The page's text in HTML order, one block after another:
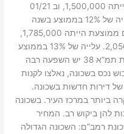
01/21 עלות דירת 3 חדרים ממוצעת הייתה 1,500,000, וב 01/21
המחיר הממוצע עלה ל1,675,000. עלייה של 12% בממוצע בשנה
האחרונה. ב 01/21 עלות דירת 4 חדרים ממוצעת הייתה 1,785,000,
וב 01/21 המחיר הממוצע עלה ל2,050,000. עלייה של 13% בממוצע
בשנה האחרונה. לדירות הקבלן המסגרת תמ”א 38 יש השפעה רבה
נכס בשכונה, נאלצו לקנות
דירות חדשות בשכונה.
ביותר במרכז העיר. בשכונה
להן ביקוש רב. המחיר
ש”ח למ”ר. שכונת רמב”ם: השכונה הגדולה